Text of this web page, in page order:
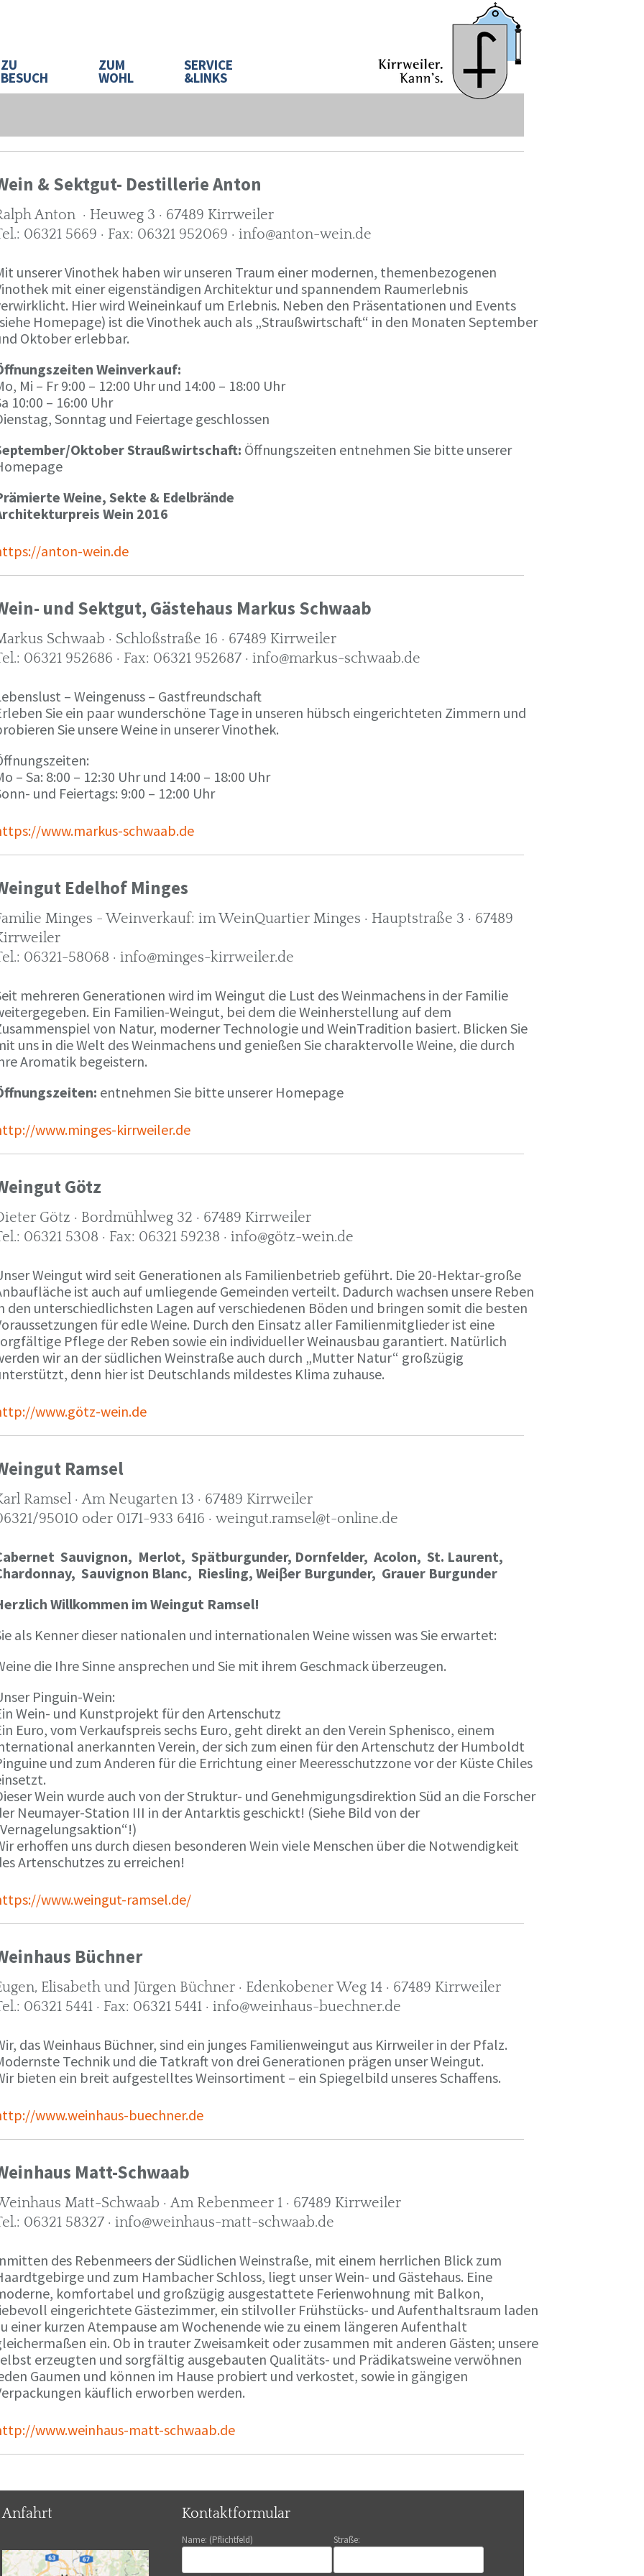
ZU
BESUCH
ZUM
WOHL
SERVICE
&LINKS
& Sektgut- Destillerie Anton
Anton · Heuweg 3 · 67489 Kirrweiler
06321 5669 · Fax: 06321 952069 · info@anton-wein.de
unserer Vinothek haben wir unseren Traum einer modernen, themenbezogenen
mit einer eigenständigen Architektur und spannendem Raumerlebnis
Hier wird Weineinkauf um Erlebnis. Neben den Präsentationen und Events
Homepage) ist die Vinothek auch als „Straußwirtschaft“ in den Monaten September
Oktober erlebbar.
Weinverkauf:
Mi – Fr 9:00 – 12:00 Uhr und 14:00 – 18:00 Uhr
10:00 – 16:00 Uhr
Sonntag und Feiertage geschlossen
Oktober Straußwirtschaft: Öffnungszeiten entnehmen Sie bitte unserer
Weine, Sekte & Edelbrände
Wein 2016
anton-wein.de
und Sektgut, Gästehaus Markus Schwaab
Schwaab · Schloßstraße 16 · 67489 Kirrweiler
06321 952686 · Fax: 06321 952687 · info@markus-schwaab.de
– Weingenuss – Gastfreundschaft
Sie ein paar wunderschöne Tage in unseren hübsch eingerichteten Zimmern und
Sie unsere Weine in unserer Vinothek.
– Sa: 8:00 – 12:30 Uhr und 14:00 – 18:00 Uhr
und Feiertags: 9:00 – 12:00 Uhr
www.markus-schwaab.de
Edelhof Minges
Minges - Weinverkauf: im WeinQuartier Minges · Hauptstraße 3 · 67489
06321-58068 · info@minges-kirrweiler.de
mehreren Generationen wird im Weingut die Lust des Weinmachens in der Familie
Ein Familien-Weingut, bei dem die Weinherstellung auf dem
von Natur, moderner Technologie und WeinTradition basiert. Blicken Sie
uns in die Welt des Weinmachens und genießen Sie charaktervolle Weine, die durch
Aromatik begeistern.
entnehmen Sie bitte unserer Homepage
www.minges-kirrweiler.de
Götz
Götz · Bordmühlweg 32 · 67489 Kirrweiler
06321 5308 · Fax: 06321 59238 · info@götz-wein.de
Weingut wird seit Generationen als Familienbetrieb geführt. Die 20-Hektar-große
ist auch auf umliegende Gemeinden verteilt. Dadurch wachsen unsere Reben
den unterschiedlichsten Lagen auf verschiedenen Böden und bringen somit die besten
für edle Weine. Durch den Einsatz aller Familienmitglieder ist eine
Pflege der Reben sowie ein individueller Weinausbau garantiert. Natürlich
wir an der südlichen Weinstraße auch durch „Mutter Natur“ großzügig
denn hier ist Deutschlands mildestes Klima zuhause.
www.götz-wein.de
Ramsel
Ramsel · Am Neugarten 13 · 67489 Kirrweiler
95010 oder 0171-933 6416 · weingut.ramsel@t-online.de
Sauvignon, Merlot, Spätburgunder, Dornfelder, Acolon, St. Laurent,
Sauvignon Blanc, Riesling, Weiβer Burgunder, Grauer Burgunder
Willkommen im Weingut Ramsel!
als Kenner dieser nationalen und internationalen Weine wissen was Sie erwartet:
die Ihre Sinne ansprechen und Sie mit ihrem Geschmack überzeugen.
Pinguin-Wein:
Wein- und Kunstprojekt für den Artenschutz
Euro, vom Verkaufspreis sechs Euro, geht direkt an den Verein Sphenisco, einem
anerkannten Verein, der sich zum einen für den Artenschutz der Humboldt
und zum Anderen für die Errichtung einer Meeresschutzzone vor der Küste Chiles
Wein wurde auch von der Struktur- und Genehmigungsdirektion Süd an die Forscher
Neumayer-Station III in der Antarktis geschickt! (Siehe Bild von der
erhoffen uns durch diesen besonderen Wein viele Menschen über die Notwendigkeit
Artenschutzes zu erreichen!
www.weingut-ramsel.de/
Büchner
Elisabeth und Jürgen Büchner · Edenkobener Weg 14 · 67489 Kirrweiler
06321 5441 · Fax: 06321 5441 · info@weinhaus-buechner.de
das Weinhaus Büchner, sind ein junges Familienweingut aus Kirrweiler in der Pfalz.
Technik und die Tatkraft von drei Generationen prägen unser Weingut.
bieten ein breit aufgestelltes Weinsortiment – ein Spiegelbild unseres Schaffens.
www.weinhaus-buechner.de
Matt-Schwaab
Matt-Schwaab · Am Rebenmeer 1 · 67489 Kirrweiler
06321 58327 · info@weinhaus-matt-schwaab.de
des Rebenmeers der Südlichen Weinstraße, mit einem herrlichen Blick zum
und zum Hambacher Schloss, liegt unser Wein- und Gästehaus. Eine
komfortabel und großzügig ausgestattete Ferienwohnung mit Balkon,
eingerichtete Gästezimmer, ein stilvoller Frühstücks- und Aufenthaltsraum laden
einer kurzen Atempause am Wochenende wie zu einem längeren Aufenthalt
ein. Ob in trauter Zweisamkeit oder zusammen mit anderen Gästen; unsere
erzeugten und sorgfältig ausgebauten Qualitäts- und Prädikatsweine verwöhnen
Gaumen und können im Hause probiert und verkostet, sowie in gängigen
käuflich erworben werden.
www.weinhaus-matt-schwaab.de
Anfahrt Kontaktformular
Name: (Pflichtfeld) Straße: